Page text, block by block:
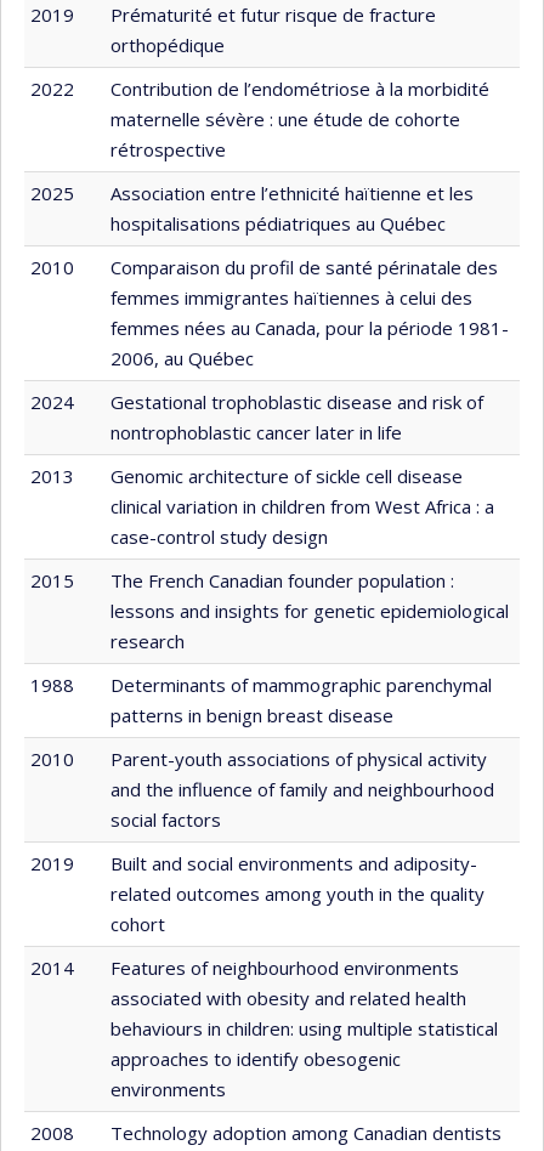
2019
Prématurité et futur risque de fracture
orthopédique
2022
Contribution de l’endométriose à la morbidité
maternelle sévère : une étude de cohorte
rétrospective
2025
Association entre l’ethnicité haïtienne et les
hospitalisations pédiatriques au Québec
2010
Comparaison du profil de santé périnatale des
femmes immigrantes haïtiennes à celui des
femmes nées au Canada, pour la période 1981-
2006, au Québec
2024
Gestational trophoblastic disease and risk of
nontrophoblastic cancer later in life
2013
Genomic architecture of sickle cell disease
clinical variation in children from West Africa : a
case-control study design
2015
The French Canadian founder population :
lessons and insights for genetic epidemiological
research
1988
Determinants of mammographic parenchymal
patterns in benign breast disease
2010
Parent-youth associations of physical activity
and the influence of family and neighbourhood
social factors
2019
Built and social environments and adiposity-
related outcomes among youth in the quality
cohort
2014
Features of neighbourhood environments
associated with obesity and related health
behaviours in children: using multiple statistical
approaches to identify obesogenic
environments
2008
Technology adoption among Canadian dentists